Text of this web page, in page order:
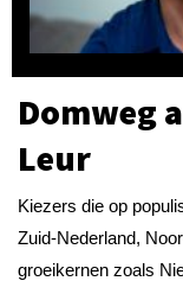
Domweg
Leur
Kiezers die op
Zuid-Nederland,
groeikernen zoals